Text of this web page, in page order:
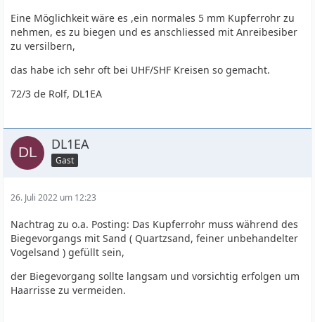
Eine Möglichkeit wäre es ,ein normales 5 mm Kupferrohr zu
nehmen, es zu biegen und es anschliessed mit Anreibesiber
zu versilbern,
das habe ich sehr oft bei UHF/SHF Kreisen so gemacht.
72/3 de Rolf, DL1EA
DL1EA
Gast
26. Juli 2022 um 12:23
Nachtrag zu o.a. Posting: Das Kupferrohr muss während des
Biegevorgangs mit Sand ( Quartzsand, feiner unbehandelter
Vogelsand ) gefüllt sein,
der Biegevorgang sollte langsam und vorsichtig erfolgen um
Haarrisse zu vermeiden.